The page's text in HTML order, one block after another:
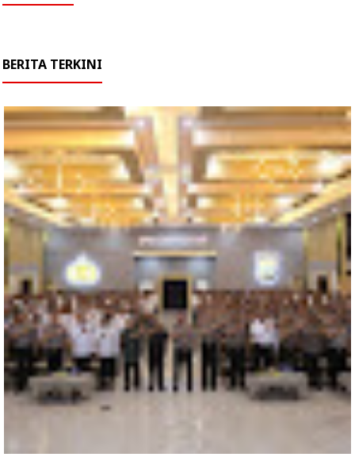
BERITA TERKINI